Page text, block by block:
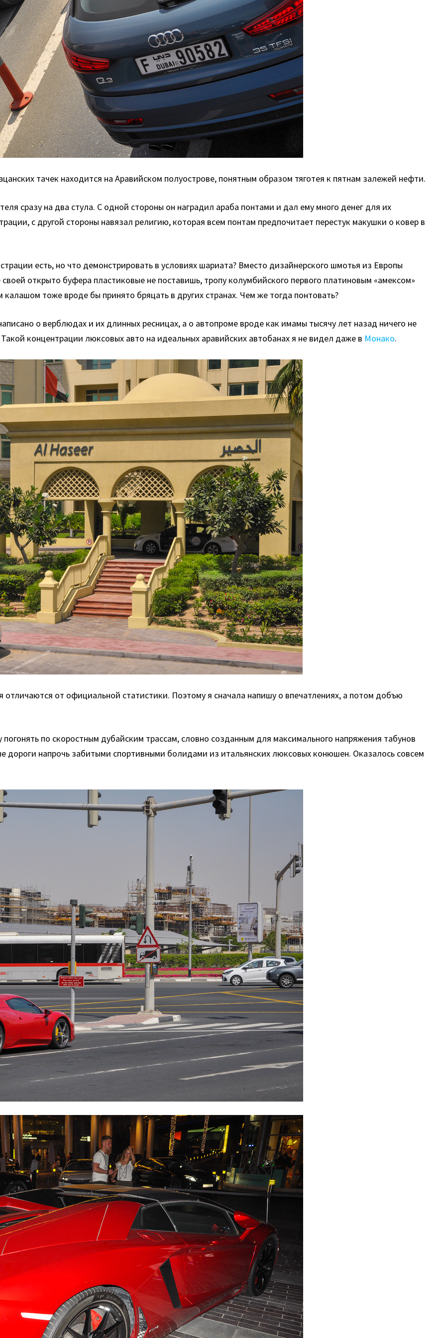
тачек находится на Аравийском полуострове, понятным образом тяготея к пятнам залежей нефти.
сразу на два стула. С одной стороны он наградил араба понтами и дал ему много денег для их
с другой стороны навязал религию, которая всем понтам предпочитает перестук макушки о ковер в
есть, но что демонстрировать в условиях шариата? Вместо дизайнерского шмотья из Европы
открыто буфера пластиковые не поставишь, тропу колумбийского первого платиновым «амексом»
тоже вроде бы принято бряцать в других странах. Чем же тогда понтовать?
о верблюдах и их длинных ресницах, а о автопроме вроде как имамы тысячу лет назад ничего не
концентрации люксовых авто на идеальных аравийских автобанах я не видел даже в Монако.
отличаются от официальной статистики. Поэтому я сначала напишу о впечатлениях, а потом добъю
по скоростным дубайским трассам, словно созданным для максимального напряжения табунов
дороги напрочь забитыми спортивными болидами из итальянских люксовых конюшен. Оказалось совсем